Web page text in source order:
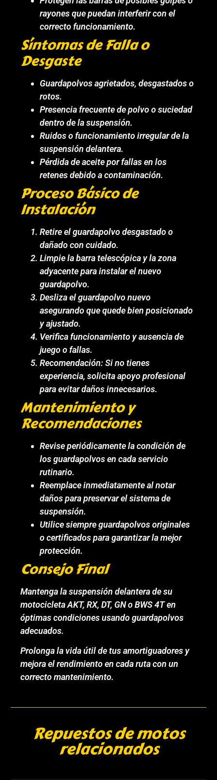
rayones que puedan interferir con el
correcto funcionamiento.
Síntomas de Falla o
Desgaste
Guardapolvos agrietados, desgastados o
rotos.
Presencia frecuente de polvo o suciedad
dentro de la suspensión.
Ruidos o funcionamiento irregular de la
suspensión delantera.
Pérdida de aceite por fallas en los
retenes debido a contaminación.
Proceso Básico de
Instalación
Retire el guardapolvo desgastado o
dañado con cuidado.
Limpie la barra telescópica y la zona
adyacente para instalar el nuevo
guardapolvo.
Desliza el guardapolvo nuevo
asegurando que quede bien posicionado
y ajustado.
Verifica funcionamiento y ausencia de
juego o fallas.
Recomendación: Si no tienes
experiencia, solicita apoyo profesional
para evitar daños innecesarios.
Mantenimiento y
Recomendaciones
Revise periódicamente la condición de
los guardapolvos en cada servicio
rutinario.
Reemplace inmediatamente al notar
daños para preservar el sistema de
suspensión.
Utilice siempre guardapolvos originales
o certificados para garantizar la mejor
protección.
Consejo Final
Mantenga la suspensión delantera de su
motocicleta AKT, RX, DT, GN o BWS 4T en
óptimas condiciones usando guardapolvos
adecuados.
Prolonga la vida útil de tus amortiguadores y
mejora el rendimiento en cada ruta con un
correcto mantenimiento.
Repuestos de motos
relacionados